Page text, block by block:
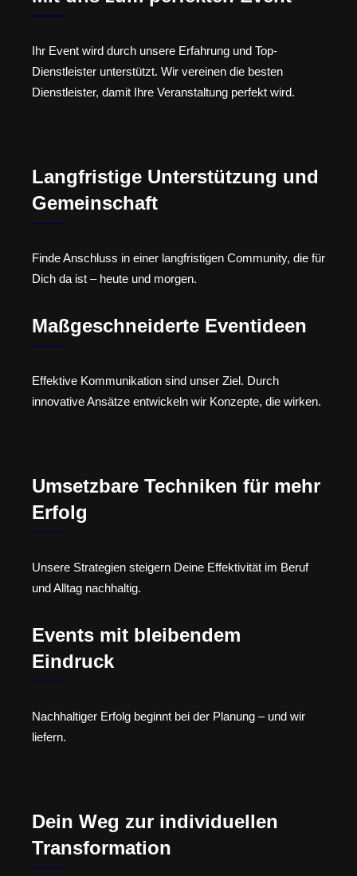
Ihr Event wird durch unsere Erfahrung und Top-
Dienstleister unterstützt. Wir vereinen die besten
Dienstleister, damit Ihre Veranstaltung perfekt wird.
Langfristige Unterstützung und
Gemeinschaft
Finde Anschluss in einer langfristigen Community, die für
Dich da ist – heute und morgen.
Maßgeschneiderte Eventideen
Effektive Kommunikation sind unser Ziel. Durch
innovative Ansätze entwickeln wir Konzepte, die wirken.
Umsetzbare Techniken für mehr
Erfolg
Unsere Strategien steigern Deine Effektivität im Beruf
und Alltag nachhaltig.
Events mit bleibendem
Eindruck
Nachhaltiger Erfolg beginnt bei der Planung – und wir
liefern.
Dein Weg zur individuellen
Transformation